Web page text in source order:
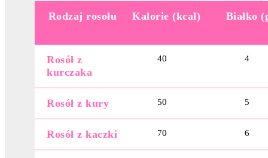
Rodzaj rosołu Kalorie (kcal) Białko
Rosół z
kurczaka
40 4
Rosół z kury 50 5
Rosół z kaczki 70 6